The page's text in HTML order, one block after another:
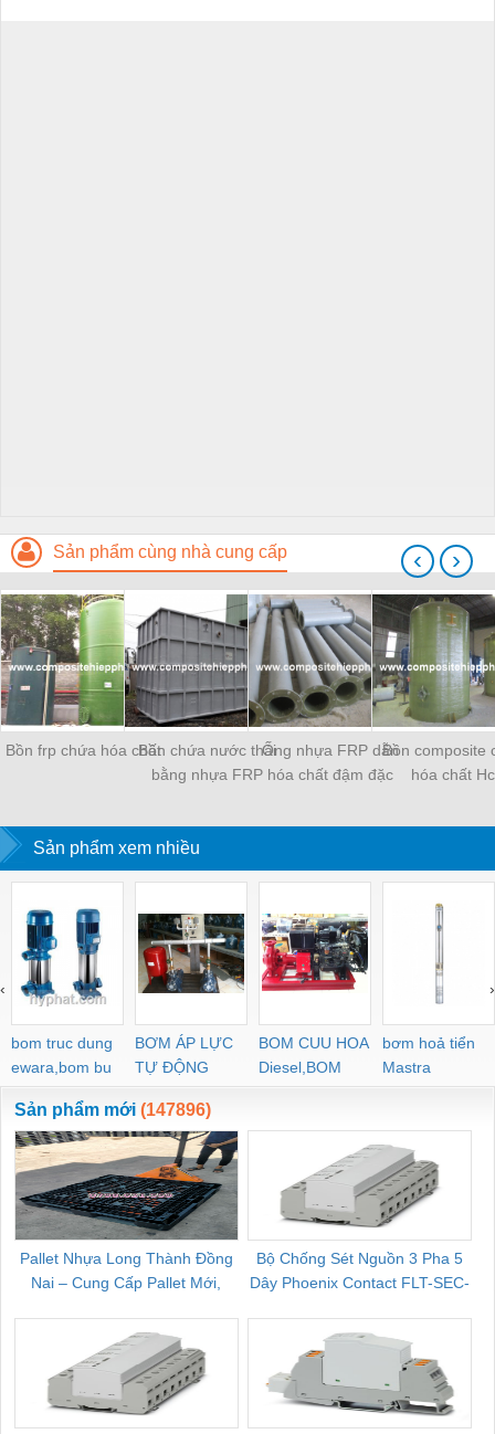
Sản phẩm cùng nhà cung cấp
Bồn frp chứa hóa chấtBồn chứa nước thải
bằng nhựa FRP
Ống nhựa FRP dẫn
hóa chất đậm đặc
Bồn composite
hóa chất
‹ ›
Sản phẩm xem nhiều
bom truc dung
ewara,bom bu
ewara
BƠM ÁP LỰC
TỰ ĐỘNG
BOM CUU HOA
Diesel,BOM
CHUA CHAY
bơm hoả tiển
Mastra
‹ ›
Sản phẩm mới (147896)
Pallet Nhựa Long Thành Đồng
Nai – Cung Cấp Pallet Mới,
Bộ Chống Sét Nguồn 3 Pha 5
Dây Phoenix Contact FLT-SEC-